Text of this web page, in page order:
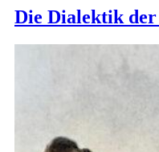
Die Dialektik